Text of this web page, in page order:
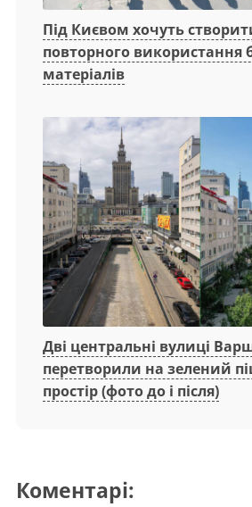
Під Києвом хочуть
повторного використання
матеріалів
Дві центральні вулиці
перетворили на зелений
простір (фото до і після)
Коментарі: